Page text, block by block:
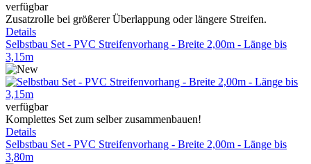
verfügbar
Zusatzrolle bei größerer Überlappung oder längere Streifen.
Details
Selbstbau Set - PVC Streifenvorhang - Breite 2,00m - Länge bis
3,15m
verfügbar
Komplettes Set zum selber zusammenbauen!
Details
Selbstbau Set - PVC Streifenvorhang - Breite 2,00m - Länge bis
3,80m